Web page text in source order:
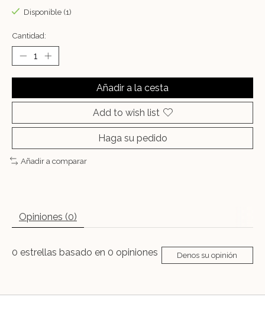
Disponible (1)
Cantidad:
Añadir a la cesta
Add to wish list
Haga su pedido
Añadir a comparar
Opiniones (0)
0 estrellas basado en 0 opiniones Denos su opinión